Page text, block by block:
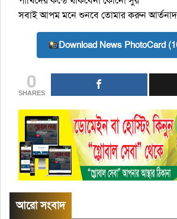
সবাই আপম মনে শুনবে তোমার করুন
Download News PhotoCard
0
SHARES
আরো সংবাদ